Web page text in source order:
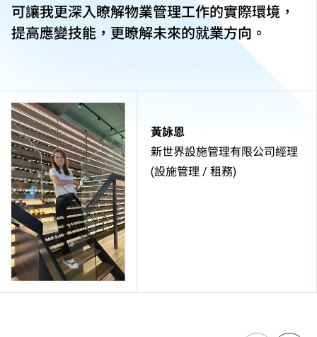
黃詠恩
新世界設施管理有限公司經理
(設施管理 / 租務)
可讓我更深入瞭解物業管理工作的實際環境，
提高應變技能，更瞭解未來的就業方向。